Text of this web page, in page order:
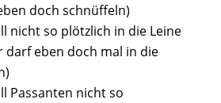
doch schnüffeln)
nicht so plötzlich in die Leine
darf eben doch mal in die
Passanten nicht so